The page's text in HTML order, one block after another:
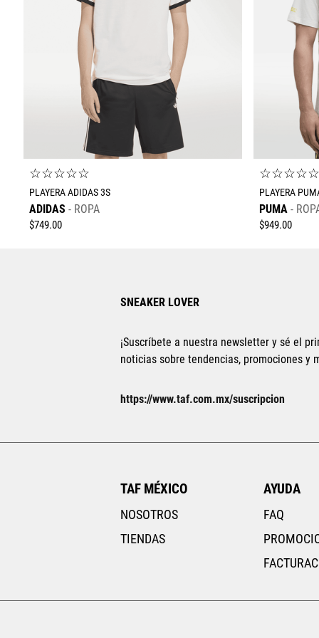
G EG
☆☆☆☆☆
PLAYERA ADIDAS 3S
ADIDAS ROPA
$749.00
ECH
☆☆☆☆
PLAYERA
PUMA
$949.00
SNEAKER LOVER
¡Suscríbete a nuestra newsletter y sé el
noticias sobre tendencias, promociones y
https://www.taf.com.mx/suscripcion
TAF MÉXICO
NOSOTROS
TIENDAS
AYUDA
FAQ